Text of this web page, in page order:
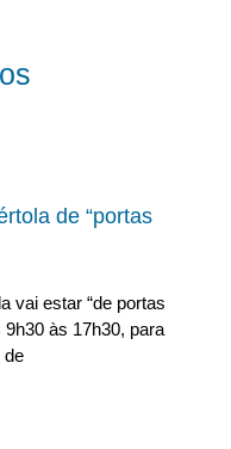
de “portas
vai estar “de portas
às 17h30, para
de